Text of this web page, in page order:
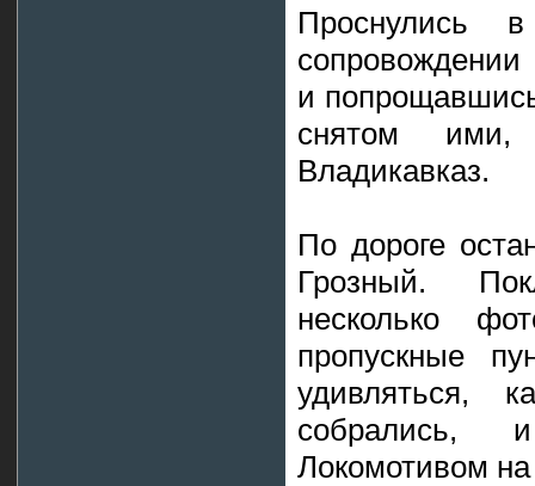
и
снятом
Владикавказ.
По дороге
Грозный.
несколько
пропускные
удивляться,
собрались,
Локомотивом на